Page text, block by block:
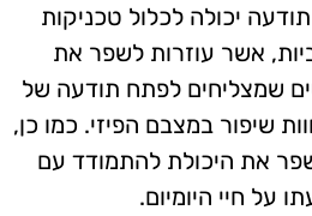
יכולה לכלול טכניקות
אשר עוזרות לשפר את
שמצליחים לפתח תודעה של
שיפור במצבם הפיזי. כמו כן,
את היכולת להתמודד עם
על חיי היומיום.